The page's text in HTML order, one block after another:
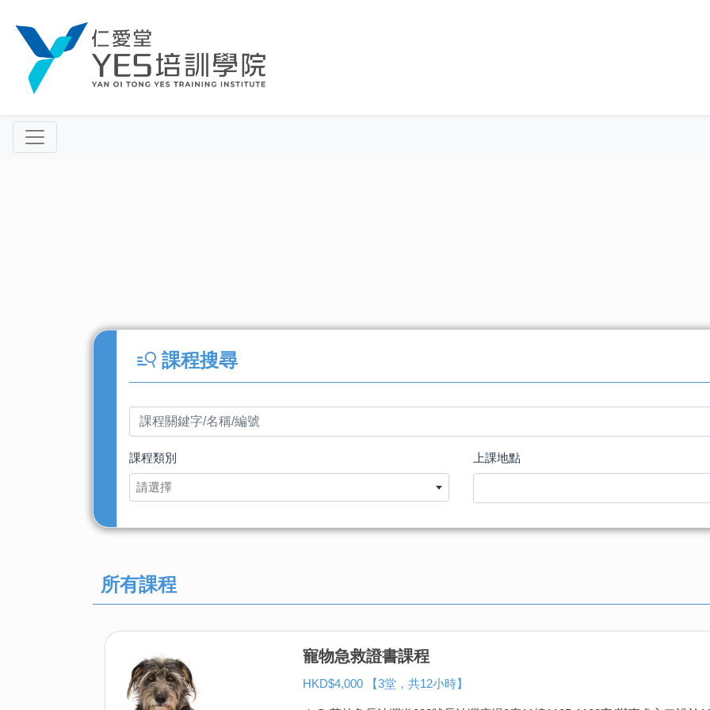
課程搜尋
課程類別
請選擇
上課地點
所有課程
寵物急救證書課程
HKD$4,000 【3堂，共12小時】